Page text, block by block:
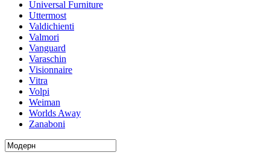
Universal Furniture
Uttermost
Valdichienti
Valmori
Vanguard
Varaschin
Visionnaire
Vitra
Volpi
Weiman
Worlds Away
Zanaboni